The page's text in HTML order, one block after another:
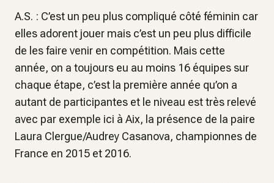
A.S. : C’est un peu plus compliqué côté féminin car
elles adorent jouer mais c’est un peu plus difficile
de les faire venir en compétition. Mais cette
année, on a toujours eu au moins 16 équipes sur
chaque étape, c’est la première année qu’on a
autant de participantes et le niveau est très relevé
avec par exemple ici à Aix, la présence de la paire
Laura Clergue/Audrey Casanova, championnes de
France en 2015 et 2016.